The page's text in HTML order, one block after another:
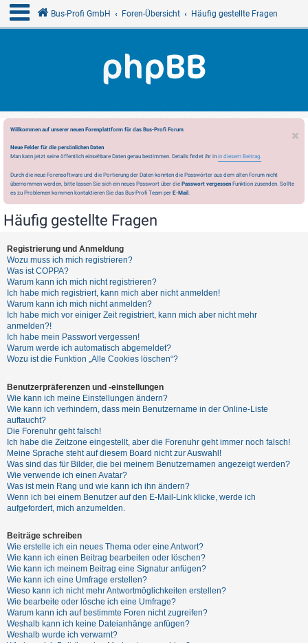
Bus-Profi GmbH Foren-Übersicht Häufig gestellte Fragen
Willkommen auf unserer neuen Forenplattform für das Bus-Profi Forum
Neue Felder für die persönlichen Daten
Man kann jetzt seine öffentlich einsehbare Daten genau bestimmen. Details findet ihr in in diesem Beitrag.
Durch die neue Forensoftware und die Portierung der Daten konnten die Passwörter aus dem alten Forum nicht
übernommen werden, bitte lassen Sie sich ein neues Passwort über die Passwort vergessen Funktion zusenden. Sollte
es zu Problemen kommen kontaktieren Sie das Bus-Profi Team per E-Mail.
Häufig gestellte Fragen
Registrierung und Anmeldung
Wozu muss ich mich registrieren?
Was ist COPPA?
Warum kann ich mich nicht registrieren?
Ich habe mich registriert, kann mich aber nicht anmelden!
Warum kann ich mich nicht anmelden?
Ich habe mich vor einiger Zeit registriert, kann mich aber nicht mehr
anmelden?!
Ich habe mein Passwort vergessen!
Warum werde ich automatisch abgemeldet?
Wozu ist die Funktion „Alle Cookies löschen“?
Benutzerpräferenzen und -einstellungen
Wie kann ich meine Einstellungen ändern?
Wie kann ich verhindern, dass mein Benutzername in der Online-Liste
auftaucht?
Die Forenuhr geht falsch!
Ich habe die Zeitzone eingestellt, aber die Forenuhr geht immer noch falsch!
Meine Sprache steht auf diesem Board nicht zur Auswahl!
Was sind das für Bilder, die bei meinem Benutzernamen angezeigt werden?
Wie verwende ich einen Avatar?
Was ist mein Rang und wie kann ich ihn ändern?
Wenn ich bei einem Benutzer auf den E-Mail-Link klicke, werde ich
aufgefordert, mich anzumelden.
Beiträge schreiben
Wie erstelle ich ein neues Thema oder eine Antwort?
Wie kann ich einen Beitrag bearbeiten oder löschen?
Wie kann ich meinem Beitrag eine Signatur anfügen?
Wie kann ich eine Umfrage erstellen?
Wieso kann ich nicht mehr Antwortmöglichkeiten erstellen?
Wie bearbeite oder lösche ich eine Umfrage?
Warum kann ich auf bestimmte Foren nicht zugreifen?
Weshalb kann ich keine Dateianhänge anfügen?
Weshalb wurde ich verwarnt?